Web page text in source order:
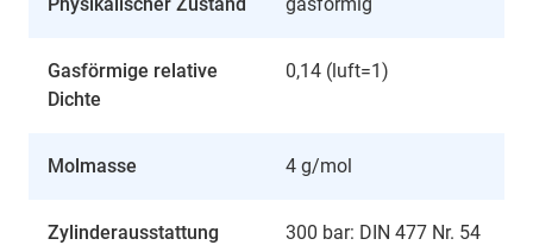
Gasförmige relative
Dichte
0,14 (luft=1)
Molmasse 4 g/mol
Zylinderausstattung
300 bar: DIN 477 Nr. 54